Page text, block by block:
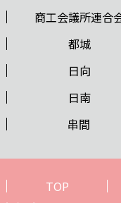
商工会議所連合
都城
日向
日南
串間
TOP